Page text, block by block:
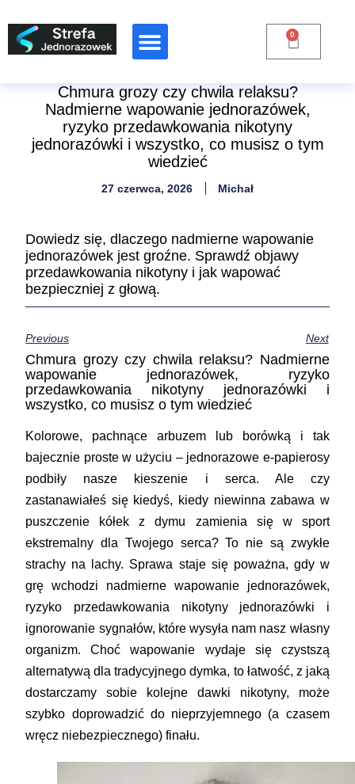
0
Chmura grozy czy chwila relaksu?
Nadmierne wapowanie jednorazówek,
ryzyko przedawkowania nikotyny
jednorazówki i wszystko, co musisz o tym
wiedzieć
27 czerwca, 2026 Michał
Dowiedz się, dlaczego nadmierne wapowanie
jednorazówek jest groźne. Sprawdź objawy
przedawkowania nikotyny i jak wapować
bezpieczniej z głową.
Previous Next
Chmura grozy czy chwila relaksu? Nadmierne
wapowanie jednorazówek, ryzyko
przedawkowania nikotyny jednorazówki i
wszystko, co musisz o tym wiedzieć
Kolorowe, pachnące arbuzem lub borówką i tak
bajecznie proste w użyciu – jednorazowe e-papierosy
podbiły nasze kieszenie i serca. Ale czy
zastanawiałeś się kiedyś, kiedy niewinna zabawa w
puszczenie kółek z dymu zamienia się w sport
ekstremalny dla Twojego serca? To nie są zwykłe
strachy na lachy. Sprawa staje się poważna, gdy w
grę wchodzi nadmierne wapowanie jednorazówek,
ryzyko przedawkowania nikotyny jednorazówki i
ignorowanie sygnałów, które wysyła nam nasz własny
organizm. Choć wapowanie wydaje się czystszą
alternatywą dla tradycyjnego dymka, to łatwość, z jaką
dostarczamy sobie kolejne dawki nikotyny, może
szybko doprowadzić do nieprzyjemnego (a czasem
wręcz niebezpiecznego) finału.